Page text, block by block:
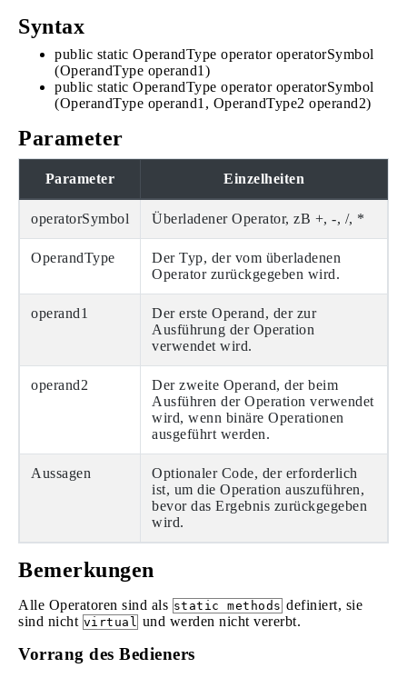
Syntax
public static OperandType operator operatorSymbol
(OperandType operand1)
public static OperandType operator operatorSymbol
(OperandType operand1, OperandType2 operand2)
Parameter
Parameter Einzelheiten
operatorSymbol Überladener Operator, zB +, -, /, *
OperandType
Der Typ, der vom überladenen
Operator zurückgegeben wird.
operand1
Der erste Operand, der zur
Ausführung der Operation
verwendet wird.
operand2
Der zweite Operand, der beim
Ausführen der Operation verwendet
wird, wenn binäre Operationen
ausgeführt werden.
Aussagen
Optionaler Code, der erforderlich
ist, um die Operation auszuführen,
bevor das Ergebnis zurückgegeben
wird.
Bemerkungen
Alle Operatoren sind als static methods definiert, sie
sind nicht virtual und werden nicht vererbt.
Vorrang des Bedieners